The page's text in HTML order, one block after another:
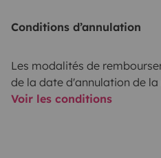
Conditions d’annulation
Les modalités de
de la date d'annulation de
Voir les conditions